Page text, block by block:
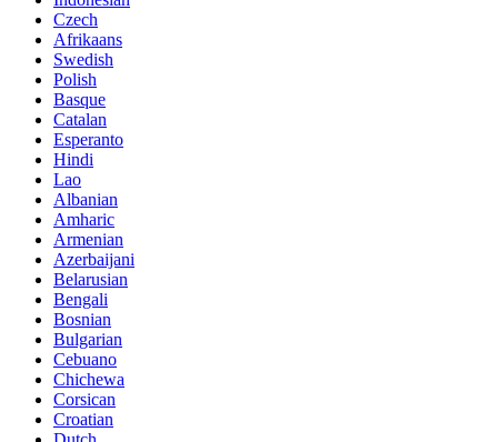
Czech
Afrikaans
Swedish
Polish
Basque
Catalan
Esperanto
Hindi
Lao
Albanian
Amharic
Armenian
Azerbaijani
Belarusian
Bengali
Bosnian
Bulgarian
Cebuano
Chichewa
Corsican
Croatian